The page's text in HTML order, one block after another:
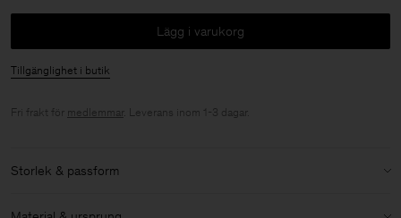
Lägg i varukorg
Tillgänglighet i butik
Fri frakt för medlemmar. Leverans inom 1-3 dagar.
Storlek & passform
Storlek: Normal i storleken, ta din normala storlek